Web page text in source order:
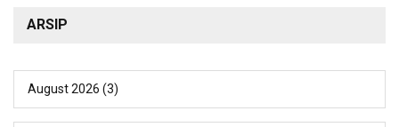
ARSIP
August 2026 (3)